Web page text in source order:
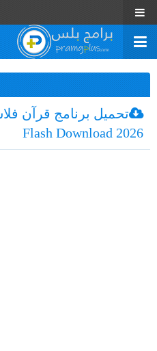
Flash Download 2026